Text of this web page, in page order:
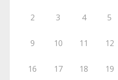
2 3 4 5
9 10 11 12
16 17 18 19